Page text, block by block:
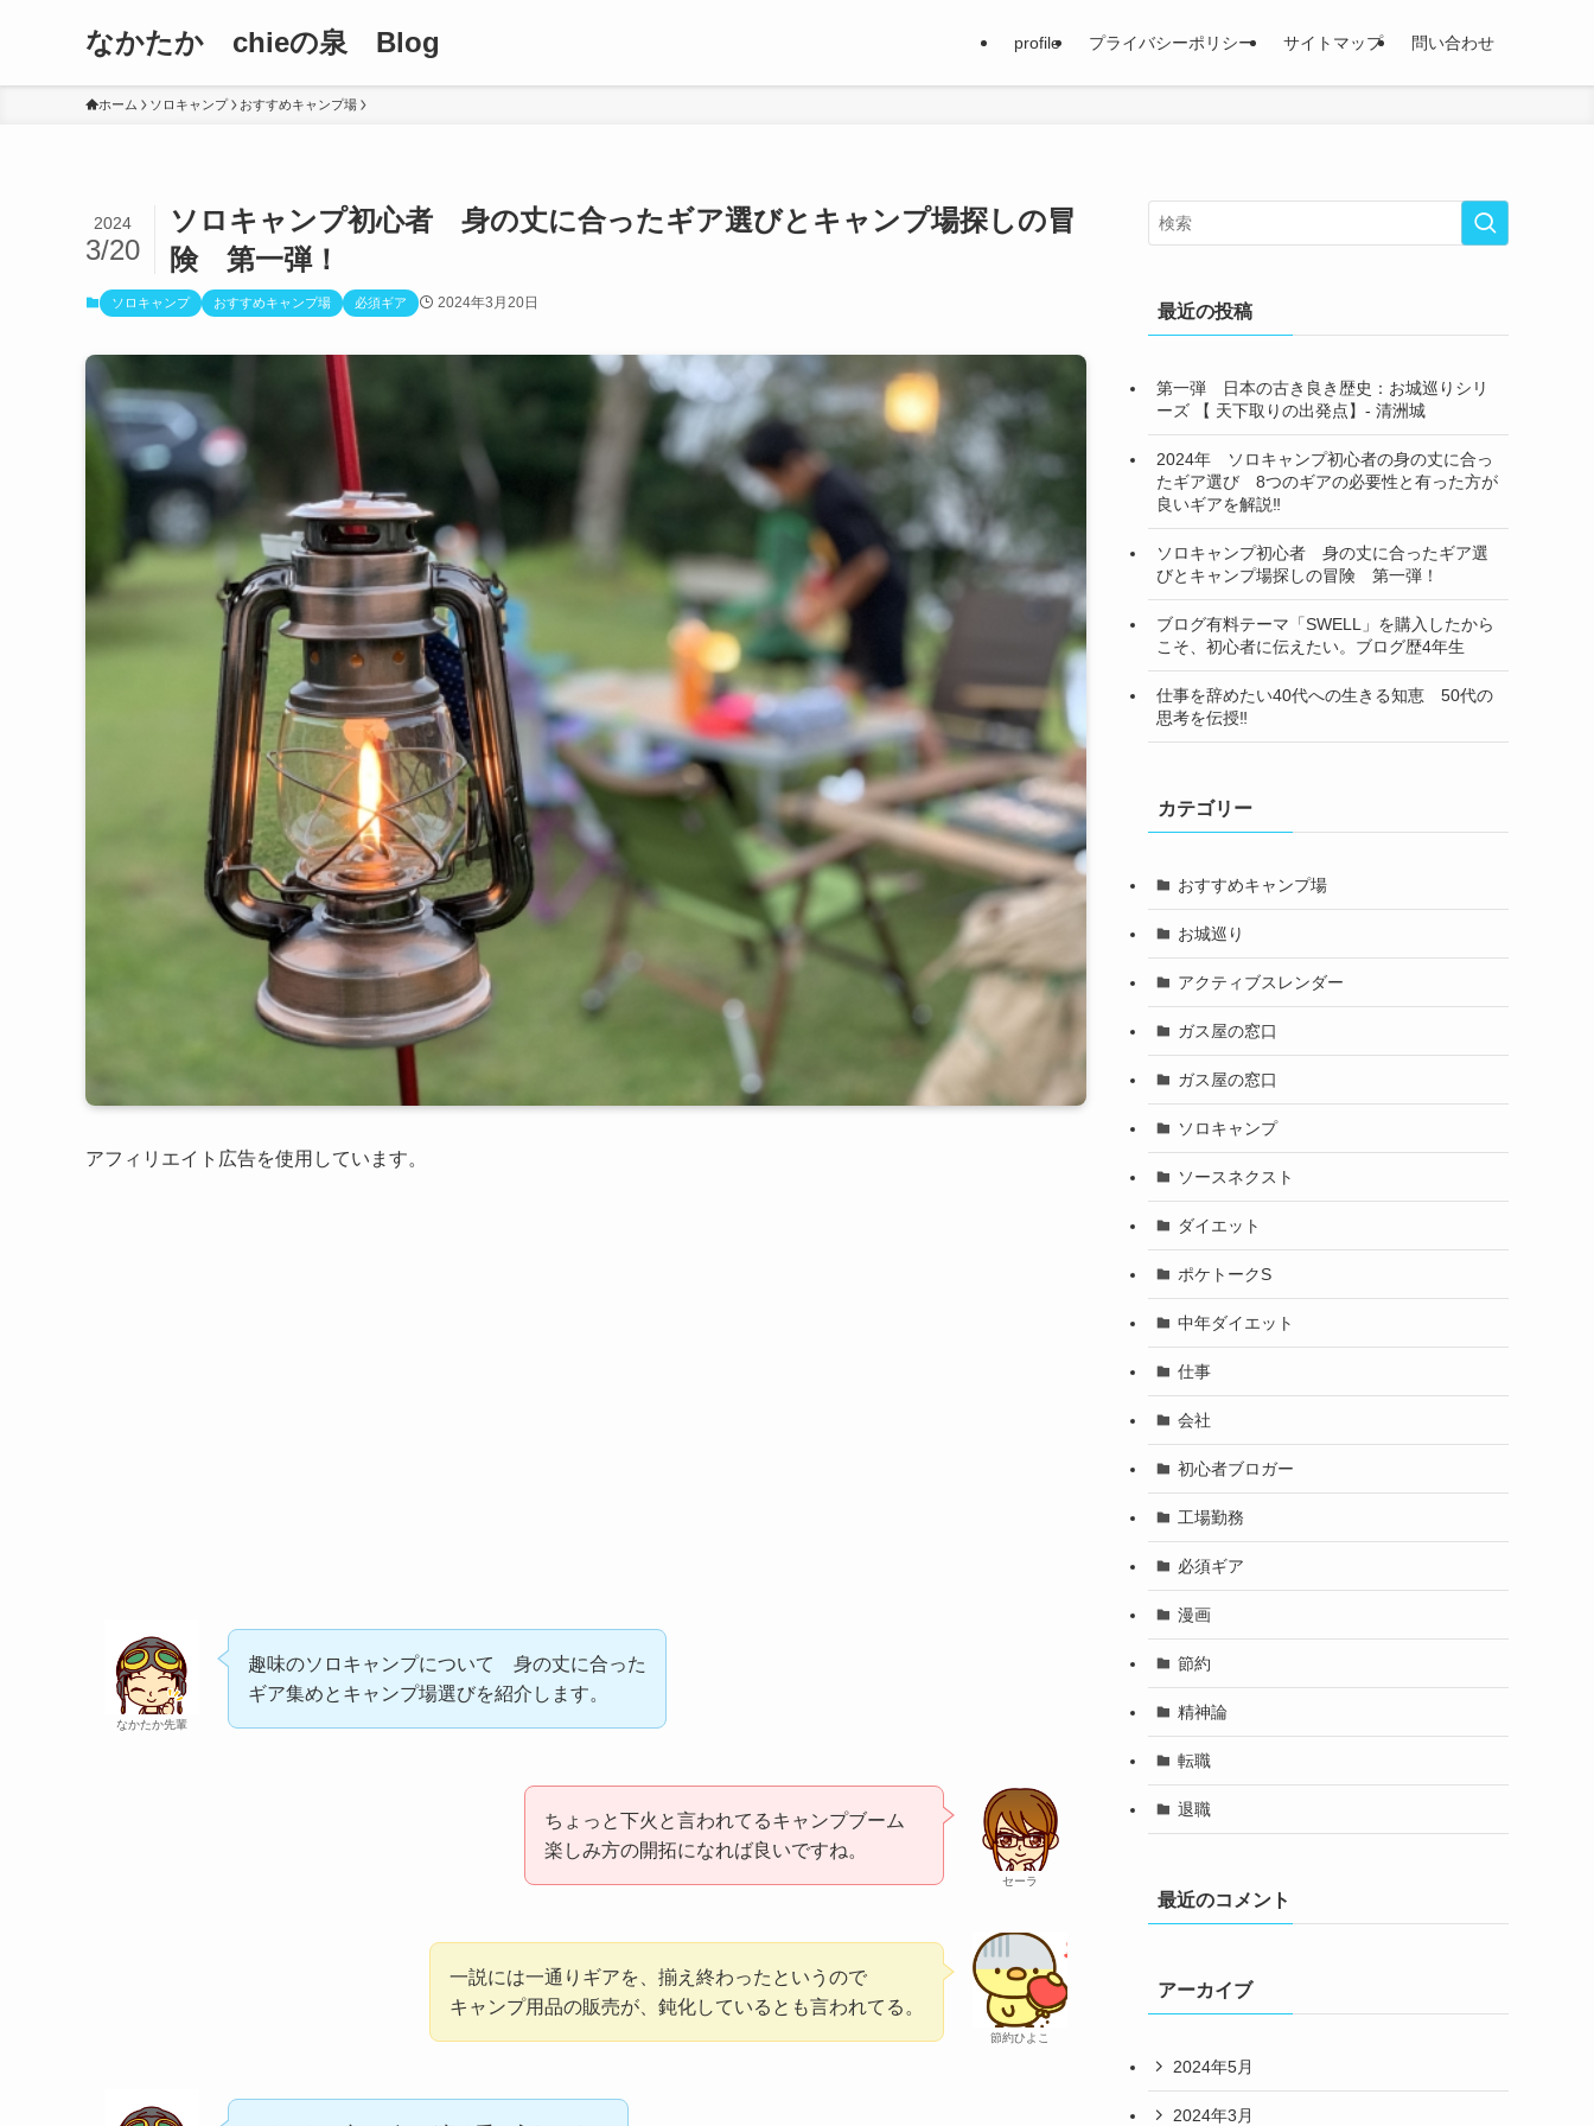
なかたか chieの泉 Blog profile プライバシーポリシー サイトマップ 問い合わせ
ホーム ソロキャンプ おすすめキャンプ場
ソロキャンプ初心者 身の丈に合ったギア選びとキャンプ場探しの冒
険 第一弾！
2024
3/20
ソロキャンプ おすすめキャンプ場 必須ギア 2024年3月20日
アフィリエイト広告を使用しています。
なかたか先輩
趣味のソロキャンプについて 身の丈に合った
ギア集めとキャンプ場選びを紹介します。
セーラ
ちょっと下火と言われてるキャンプブーム
楽しみ方の開拓になれば良いですね。
節約ひよこ
一説には一通りギアを、揃え終わったというので
キャンプ用品の販売が、鈍化しているとも言われてる。
最近の投稿
第一弾 日本の古き良き歴史：お城巡りシリ
ーズ 【 天下取りの出発点】- 清洲城
2024年 ソロキャンプ初心者の身の丈に合っ
たギア選び 8つのギアの必要性と有った方が
良いギアを解説‼
ソロキャンプ初心者 身の丈に合ったギア選
びとキャンプ場探しの冒険 第一弾！
ブログ有料テーマ「SWELL」を購入したから
こそ、初心者に伝えたい。ブログ歴4年生
仕事を辞めたい40代への生きる知恵 50代の
思考を伝授‼
カテゴリー
おすすめキャンプ場
お城巡り
アクティブスレンダー
ガス屋の窓口
ガス屋の窓口
ソロキャンプ
ソースネクスト
ダイエット
ポケトークS
中年ダイエット
仕事
会社
初心者ブロガー
工場勤務
必須ギア
漫画
節約
精神論
転職
退職
最近のコメント
アーカイブ
2024年5月
2024年3月